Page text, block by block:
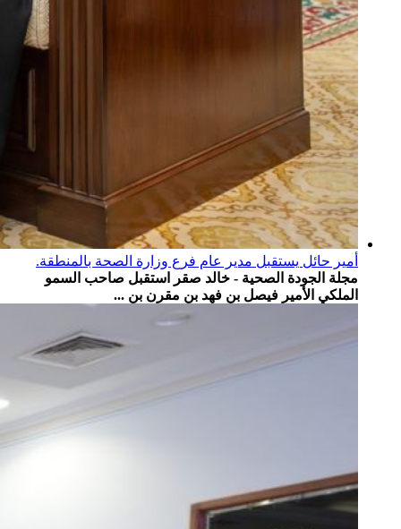
أمير حائل يستقبل مدير عام فرع وزارة الصحة بالمنطقة.
مجلة الجودة الصحية - خالد صقر استقبل صاحب السمو
الملكي الأمير فيصل بن فهد بن مقرن بن ...